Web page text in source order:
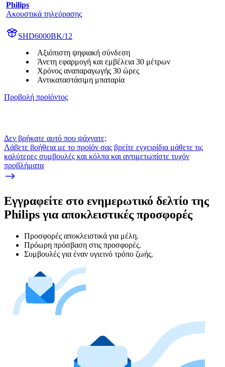
Philips
Ακουστικά τηλεόρασης
SHD6000BK/12
Αξιόπιστη ψηφιακή σύνδεση
Άνετη εφαρμογή και εμβέλεια 30 μέτρων
Χρόνος αναπαραγωγής 30 ώρες
Αντικαταστάσιμη μπαταρία
Προβολή προϊόντος
Δεν βρήκατε αυτό που ψάχνατε;
Λάβετε βοήθεια με το προϊόν σας βρείτε εγχειρίδια μάθετε τις
καλύτερες συμβουλές και κόλπα και αντιμετωπίστε τυχόν
προβλήματα
Εγγραφείτε στο ενημερωτικό δελτίο της
Philips για αποκλειστικές προσφορές
Προσφορές αποκλειστικά για μέλη.
Πρόωρη πρόσβαση στις προσφορές.
Συμβουλές για έναν υγιεινό τρόπο ζωής.